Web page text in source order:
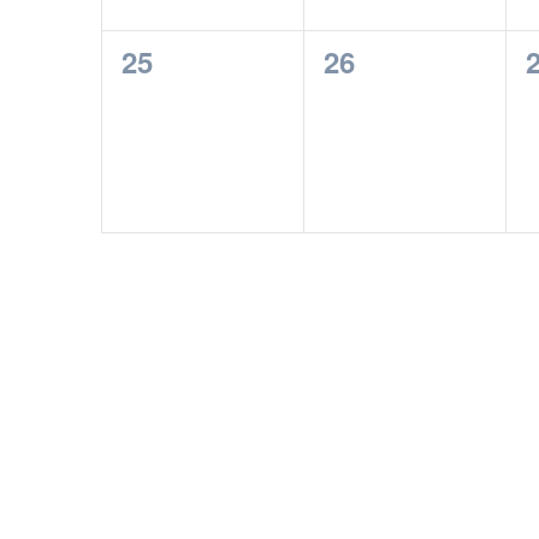
0
25
0
26
0